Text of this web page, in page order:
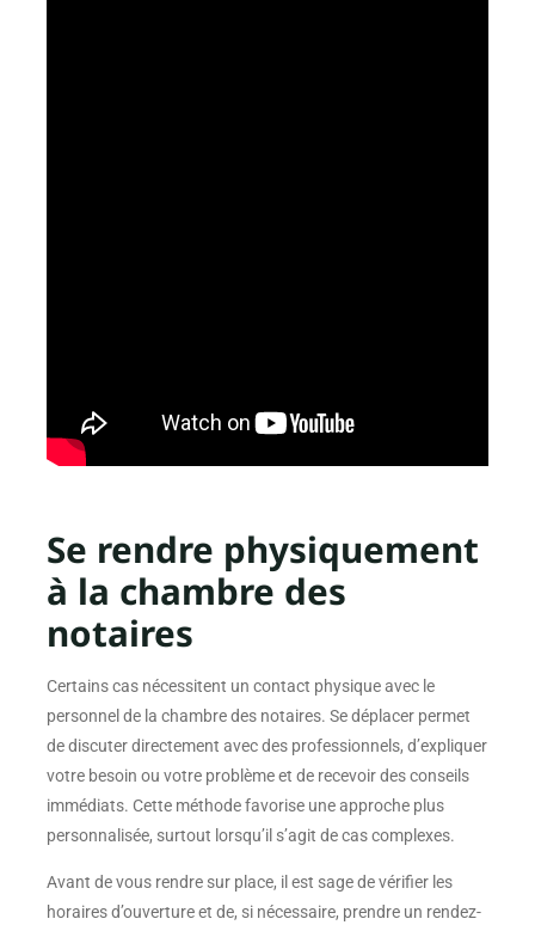
Se rendre physiquement
à la chambre des
notaires
Certains cas nécessitent un contact physique avec le
personnel de la chambre des notaires. Se déplacer permet
de discuter directement avec des professionnels, d’expliquer
votre besoin ou votre problème et de recevoir des conseils
immédiats. Cette méthode favorise une approche plus
personnalisée, surtout lorsqu’il s’agit de cas complexes.
Avant de vous rendre sur place, il est sage de vérifier les
horaires d’ouverture et de, si nécessaire, prendre un rendez-